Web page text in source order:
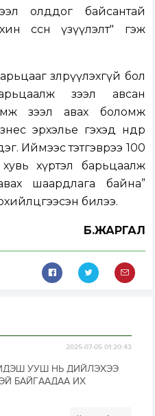
олддог байсантай
өссөн үзүүлэлт" гэж
зөөлрүүлэхгүй бол
зээл авсан
зээл авах боломж
эрхэлье гэхэд өндөр
Иймээс тэтгэврээ 100
хүртэл барьцаалж
шаардлага байна”
билээ.
Б.ЖАРГАЛ
2025-07-05 01:20:43
УУШ НЬ ДИЙЛЭХЭЭ
БАЙГААДАА ИХ